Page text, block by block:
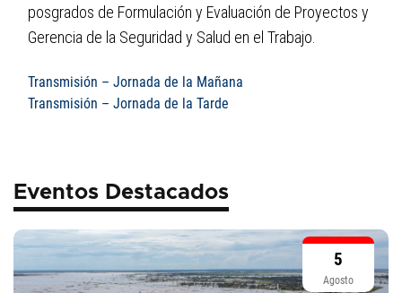
posgrados de Formulación y Evaluación de Proyectos y
Gerencia de la Seguridad y Salud en el Trabajo.
Transmisión – Jornada de la Mañana
Transmisión – Jornada de la Tarde
Eventos Destacados
5
Agosto